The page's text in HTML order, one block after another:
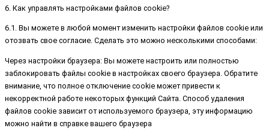
6. Как управлять настройками файлов cookie?
6.1. Вы можете в любой момент изменить настройки файлов cookie или
отозвать свое согласие. Сделать это можно несколькими способами:
Через настройки браузера: Вы можете настроить или полностью
заблокировать файлы cookie в настройках своего браузера. Обратите
внимание, что полное отключение cookie может привести к
некорректной работе некоторых функций Сайта. Способ удаления
файлов cookie зависит от используемого браузера, эту информацию
можно найти в справке вашего браузера